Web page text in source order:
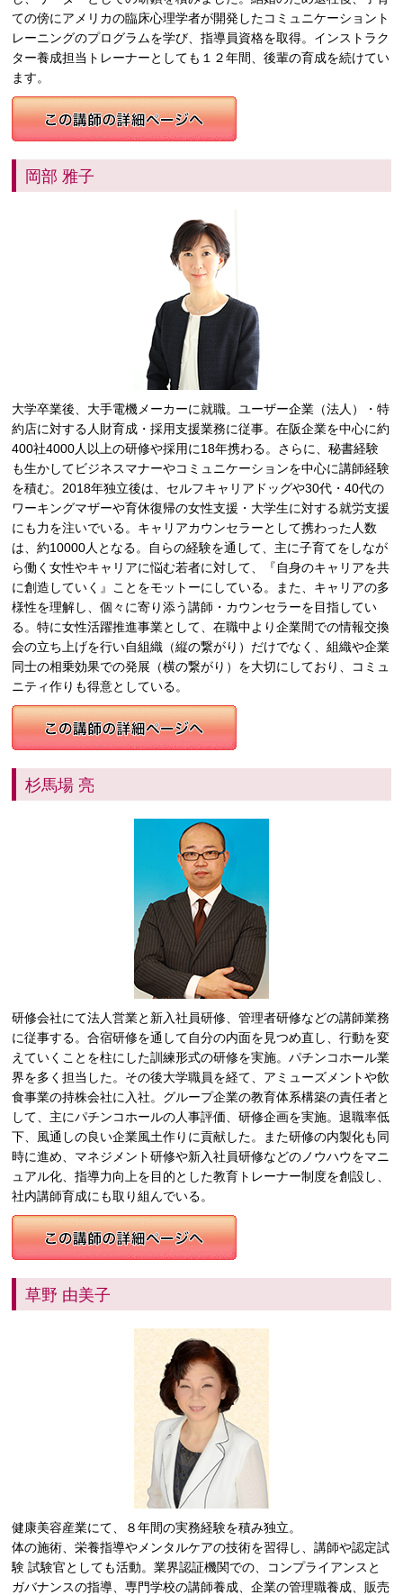
ての傍にアメリカの臨床心理学者が開発したコミュニケーショント
レーニングのプログラムを学び、指導員資格を取得。インストラク
ター養成担当トレーナーとしても１２年間、後輩の育成を続けてい
ます。
岡部 雅子
大学卒業後、大手電機メーカーに就職。ユーザー企業（法人）・特
約店に対する人財育成・採用支援業務に従事。在阪企業を中心に約
400社4000人以上の研修や採用に18年携わる。さらに、秘書経験
も生かしてビジネスマナーやコミュニケーションを中心に講師経験
を積む。2018年独立後は、セルフキャリアドッグや30代・40代の
ワーキングマザーや育休復帰の女性支援・大学生に対する就労支援
にも力を注いでいる。キャリアカウンセラーとして携わった人数
は、約10000人となる。自らの経験を通して、主に子育てをしなが
ら働く女性やキャリアに悩む若者に対して、『自身のキャリアを共
に創造していく』ことをモットーにしている。また、キャリアの多
様性を理解し、個々に寄り添う講師・カウンセラーを目指してい
る。特に女性活躍推進事業として、在職中より企業間での情報交換
会の立ち上げを行い自組織（縦の繋がり）だけでなく、組織や企業
同士の相乗効果での発展（横の繋がり）を大切にしており、コミュ
ニティ作りも得意としている。
杉馬場 亮
研修会社にて法人営業と新入社員研修、管理者研修などの講師業務
に従事する。合宿研修を通して自分の内面を見つめ直し、行動を変
えていくことを柱にした訓練形式の研修を実施。パチンコホール業
界を多く担当した。その後大学職員を経て、アミューズメントや飲
食事業の持株会社に入社。グループ企業の教育体系構築の責任者と
して、主にパチンコホールの人事評価、研修企画を実施。退職率低
下、風通しの良い企業風土作りに貢献した。また研修の内製化も同
時に進め、マネジメント研修や新入社員研修などのノウハウをマニ
ュアル化、指導力向上を目的とした教育トレーナー制度を創設し、
社内講師育成にも取り組んでいる。
草野 由美子
健康美容産業にて、８年間の実務経験を積み独立。
体の施術、栄養指導やメンタルケアの技術を習得し、講師や認定試
験 試験官としても活動。業界認証機関での、コンプライアンスと
ガバナンスの指導、専門学校の講師養成、企業の管理職養成、販売